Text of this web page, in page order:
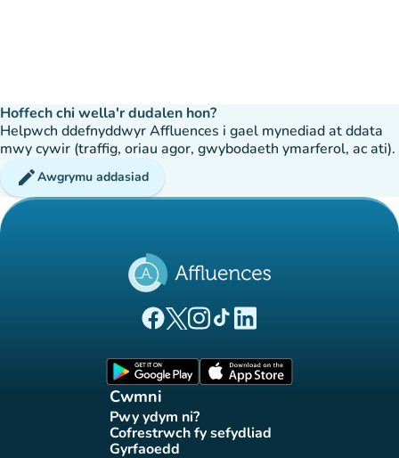
Hoffech chi wella'r dudalen hon?
Helpwch ddefnyddwyr Affluences i gael mynediad at ddata
mwy cywir (traffig, oriau agor, gwybodaeth ymarferol, ac ati).
editAwgrymu addasiad
(tab newydd)
(tab newydd)
(tab newydd)
(tab newydd)
(tab newydd)
Cwmni
Pwy ydym ni?
(tab newydd)
Cofrestrwch fy sefydliad
(tab newydd)
Gyrfaoedd